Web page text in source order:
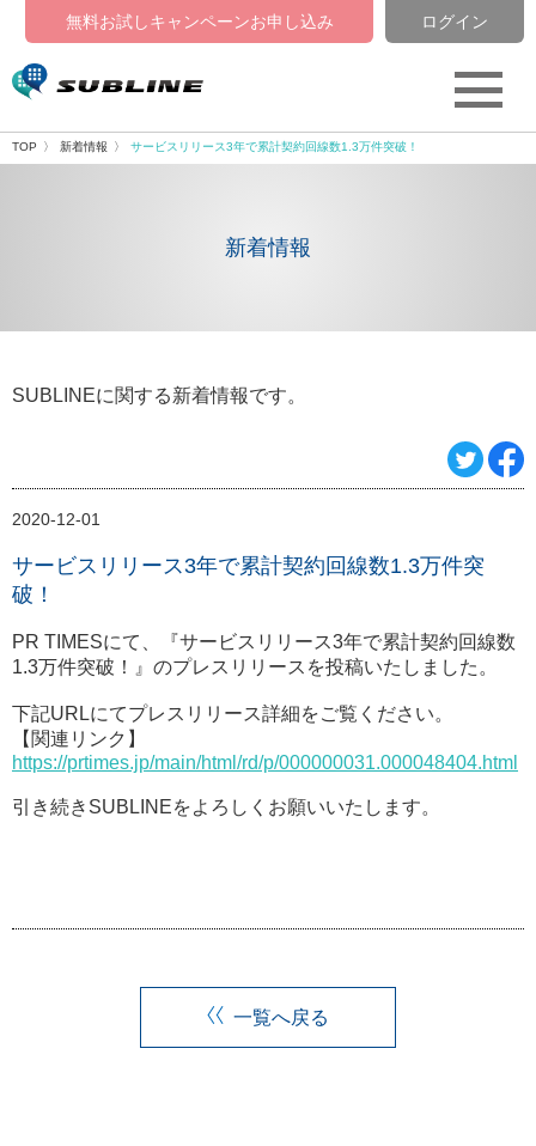
無料お試しキャンペーンお申し込み ログイン
TOP 新着情報 サービスリリース3年で累計契約回線数1.3万件突破！
新着情報
SUBLINEに関する新着情報です。
2020-12-01
サービスリリース3年で累計契約回線数1.3万件突
破！
PR TIMESにて、『サービスリリース3年で累計契約回線数
1.3万件突破！』のプレスリリースを投稿いたしました。
下記URLにてプレスリリース詳細をご覧ください。
【関連リンク】
https://prtimes.jp/main/html/rd/p/000000031.000048404.html
引き続きSUBLINEをよろしくお願いいたします。
一覧へ戻る